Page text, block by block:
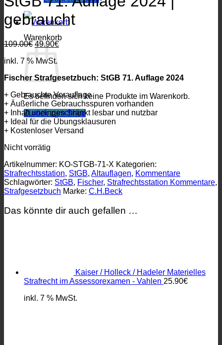
Warenkorb
Es befinden sich keine Produkte im Warenkorb.
Zurück zum Shop
gebraucht
109.00€ Ursprünglicher
Preis
war:
109.00€
49.90€Aktueller
inkl. 7 % MwSt.
Fischer Strafgesetzbuch: StGB 71. Auflage 2024
+ Gebrauchte Vorauflage
+ Äußerliche Gebrauchsspuren vorhanden
+ Inhalt uneingeschränkt lesbar und nutzbar
+ Ideal für die Übungsklausuren
+ Kostenloser Versand
Nicht vorrätig
Artikelnummer: KO-STGB-71-X Kategorien:
Strafrechtsstation, StGB, Altauflagen, Kommentare
Schlagwörter: StGB, Fischer, Strafrechtsstation Kommentare,
Strafgesetzbuch Marke: C.H.Beck
Das könnte dir auch gefallen …
Kaiser / Holleck / Hadeler Materielles
Strafrecht im Assessorexamen - Vahlen 25.90€
inkl. 7 % MwSt.